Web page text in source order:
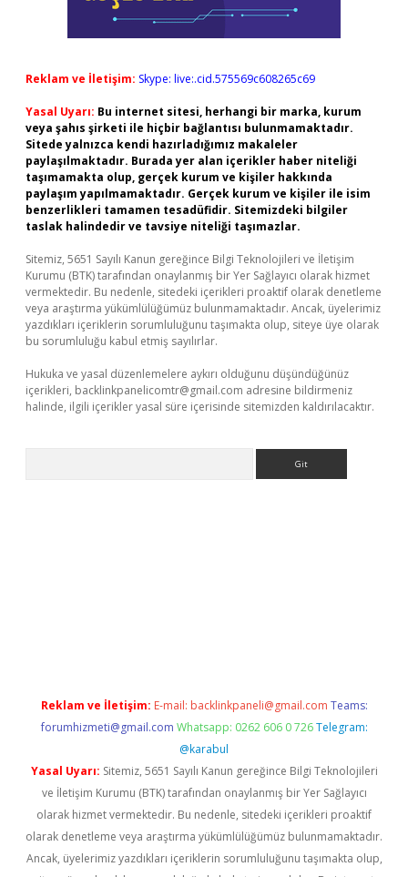
Reklam ve İletişim: Skype: live:.cid.575569c608265c69
Yasal Uyarı: Bu internet sitesi, herhangi bir marka, kurum
veya şahıs şirketi ile hiçbir bağlantısı bulunmamaktadır.
Sitede yalnızca kendi hazırladığımız makaleler
paylaşılmaktadır. Burada yer alan içerikler haber niteliği
taşımamakta olup, gerçek kurum ve kişiler hakkında
paylaşım yapılmamaktadır. Gerçek kurum ve kişiler ile isim
benzerlikleri tamamen tesadüfidir. Sitemizdeki bilgiler
taslak halindedir ve tavsiye niteliği taşımazlar.
Sitemiz, 5651 Sayılı Kanun gereğince Bilgi Teknolojileri ve İletişim
Kurumu (BTK) tarafından onaylanmış bir Yer Sağlayıcı olarak hizmet
vermektedir. Bu nedenle, sitedeki içerikleri proaktif olarak denetleme
veya araştırma yükümlülüğümüz bulunmamaktadır. Ancak, üyelerimiz
yazdıkları içeriklerin sorumluluğunu taşımakta olup, siteye üye olarak
bu sorumluluğu kabul etmiş sayılırlar.
Hukuka ve yasal düzenlemelere aykırı olduğunu düşündüğünüz
içerikleri, backlinkpanelicomtr@gmail.com adresine bildirmeniz
halinde, ilgili içerikler yasal süre içerisinde sitemizden kaldırılacaktır.
Reklam ve İletişim: E-mail: backlinkpaneli@gmail.com Teams:
forumhizmeti@gmail.com Whatsapp: 0262 606 0 726 Telegram:
@karabul
Yasal Uyarı: Sitemiz, 5651 Sayılı Kanun gereğince Bilgi Teknolojileri
ve İletişim Kurumu (BTK) tarafından onaylanmış bir Yer Sağlayıcı
olarak hizmet vermektedir. Bu nedenle, sitedeki içerikleri proaktif
olarak denetleme veya araştırma yükümlülüğümüz bulunmamaktadır.
Ancak, üyelerimiz yazdıkları içeriklerin sorumluluğunu taşımakta olup,